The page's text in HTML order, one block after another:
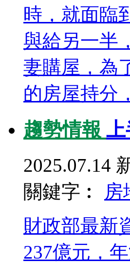
時，就面臨
與給另一半
妻購屋，為
的房屋持分
趨勢情報 上
2025.07.14
關鍵字︰
房
財政部最新
237億元，